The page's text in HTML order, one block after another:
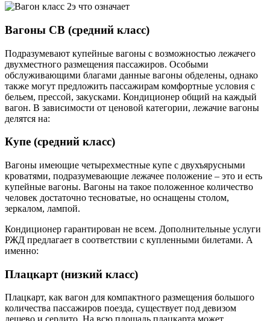
Вагоны СВ (средний класс)
Подразумевают купейные вагоны с возможностью лежачего
двухместного размещения пассажиров. Особыми
обслуживающими благами данные вагоны обделены, однако
также могут предложить пассажирам комфортные условия с
бельем, прессой, закусками. Кондиционер общий на каждый
вагон. В зависимости от ценовой категории, лежачие вагоны
делятся на:
Купе (средний класс)
Вагоны имеющие четырехместные купе с двухъярусными
кроватями, подразумевающие лежачее положение – это и есть
купейные вагоны. Вагоны на такое положенное количество
человек достаточно тесноватые, но оснащены столом,
зеркалом, лампой.
Кондиционер гарантирован не всем. Дополнительные услуги
РЖД предлагает в соответствии с купленными билетами. А
именно:
Плацкарт (низкий класс)
Плацкарт, как вагон для компактного размещения большого
количества пассажиров поезда, существует под девизом